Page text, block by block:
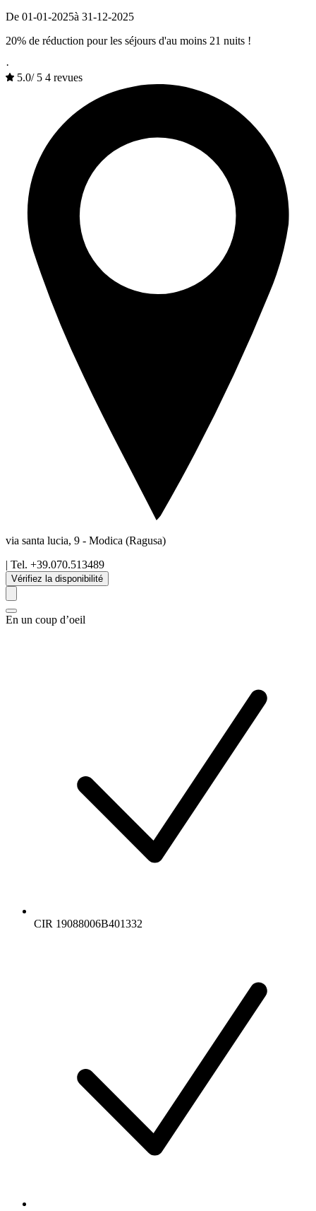
De 01-01-2025à 31-12-2025
20% de réduction pour les séjours d'au moins 21 nuits !
·
5.0/ 5 4 revues
via santa lucia, 9 - Modica (Ragusa)
| Tel. +39.070.513489
Vérifiez la disponibilité
En un coup d’oeil
CIR 19088006B401332